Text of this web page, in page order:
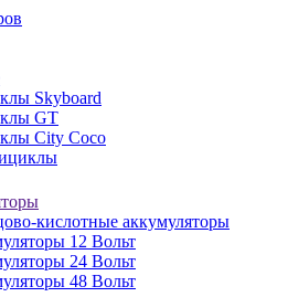
Skyboard
GT
City Coco
кислотные аккумуляторы
12 Вольт
24 Вольт
48 Вольт